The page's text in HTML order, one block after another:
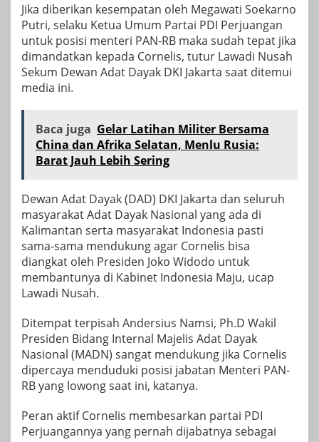
Jika diberikan kesempatan oleh Megawati Soekarno
Putri, selaku Ketua Umum Partai PDI Perjuangan
untuk posisi menteri PAN-RB maka sudah tepat jika
dimandatkan kepada Cornelis, tutur Lawadi Nusah
Sekum Dewan Adat Dayak DKI Jakarta saat ditemui
media ini.
Baca juga Gelar Latihan Militer Bersama
China dan Afrika Selatan, Menlu Rusia:
Barat Jauh Lebih Sering
Dewan Adat Dayak (DAD) DKI Jakarta dan seluruh
masyarakat Adat Dayak Nasional yang ada di
Kalimantan serta masyarakat Indonesia pasti
sama-sama mendukung agar Cornelis bisa
diangkat oleh Presiden Joko Widodo untuk
membantunya di Kabinet Indonesia Maju, ucap
Lawadi Nusah.
Ditempat terpisah Andersius Namsi, Ph.D Wakil
Presiden Bidang Internal Majelis Adat Dayak
Nasional (MADN) sangat mendukung jika Cornelis
dipercaya menduduki posisi jabatan Menteri PAN-
RB yang lowong saat ini, katanya.
Peran aktif Cornelis membesarkan partai PDI
Perjuangannya yang pernah dijabatnya sebagai